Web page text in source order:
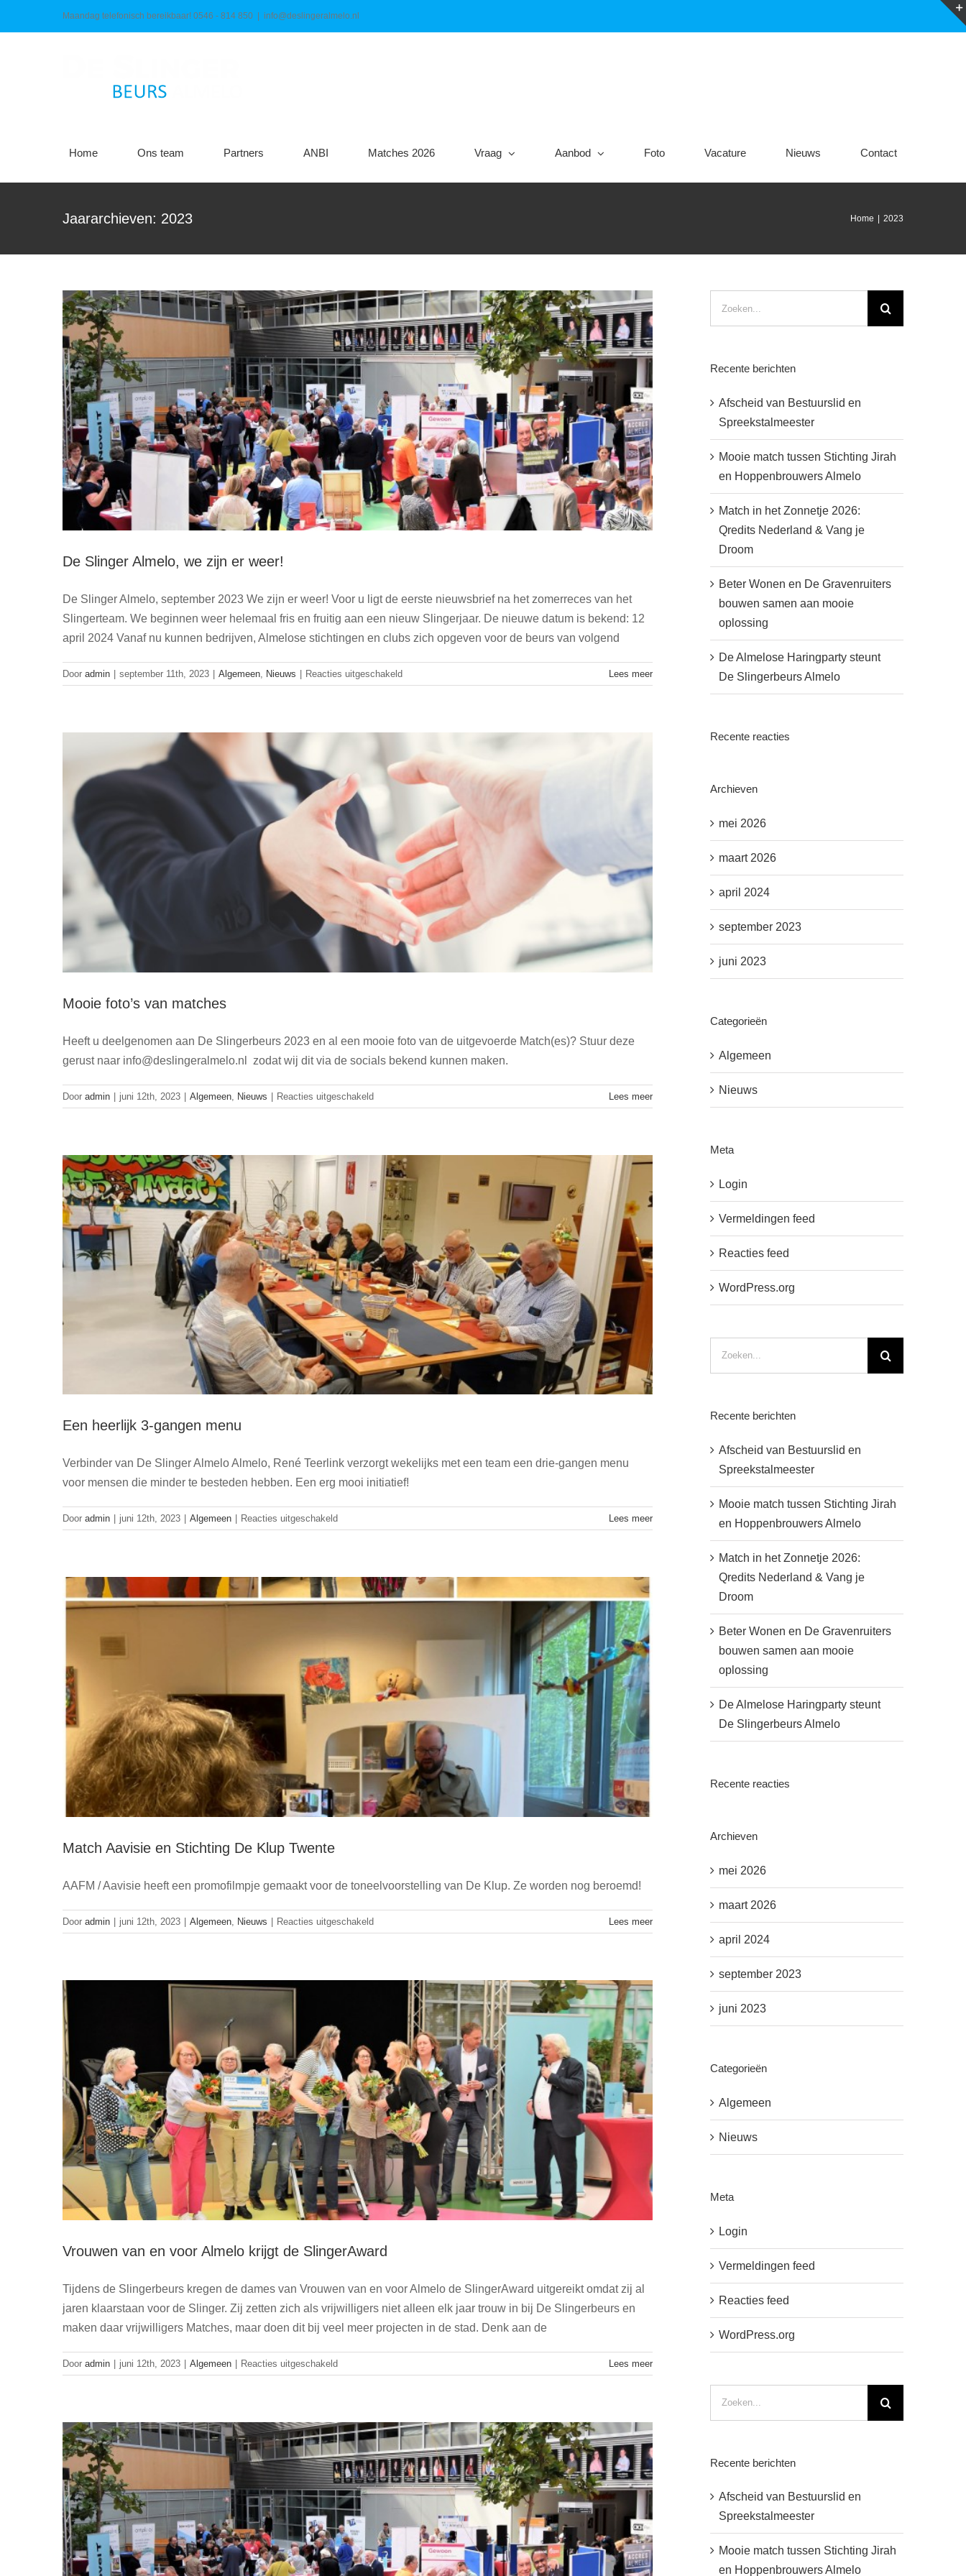
Maandag telefonisch bereikbaar! 0546 - 814 850 info@deslingeralmelo.nl
Home Ons team Partners ANBI Matches 2026 Vraag Aanbod Foto Vacature Nieuws Contact
Jaararchieven: 2023 Home 2023
De Slinger Almelo, we zijn er weer!
De Slinger Almelo, september 2023 We zijn er weer! Voor u ligt de eerste nieuwsbrief na het zomerreces van het
Slingerteam. We beginnen weer helemaal fris en fruitig aan een nieuw Slingerjaar. De nieuwe datum is bekend: 12
april 2024 Vanaf nu kunnen bedrijven, Almelose stichtingen en clubs zich opgeven voor de beurs van volgend
Door admin september 11th, 2023 Algemeen Nieuws Reacties uitgeschakeldvoor
De
we
er
weer!
Lees meer
Mooie foto’s van matches
Algemeen Nieuws
Mooie foto’s van matches
Heeft u deelgenomen aan De Slingerbeurs 2023 en al een mooie foto van de uitgevoerde Match(es)? Stuur deze
gerust naar info@deslingeralmelo.nl zodat wij dit via de socials bekend kunnen maken.
Door admin | juni 12th, 2023 | Algemeen Nieuws | Reacties uitgeschakeldvoor
Mooie
matches
Lees meer
Een heerlijk 3-gangen menu
Algemeen
Een heerlijk 3-gangen menu
Verbinder van De Slinger Almelo Almelo, René Teerlink verzorgt wekelijks met een team een drie-gangen menu
voor mensen die minder te besteden hebben. Een erg mooi initiatief!
Door admin juni 12th, 2023 Algemeen Reacties uitgeschakeldvoor
Een
gangen
menu
Lees meer
Match Aavisie en Stichting De Klup Twente
Algemeen Nieuws
Match Aavisie en Stichting De Klup Twente
AAFM / Aavisie heeft een promofilmpje gemaakt voor de toneelvoorstelling van De Klup. Ze worden nog beroemd!
Door admin juni 12th, 2023 Algemeen, Nieuws Reacties uitgeschakeldvoor
Match
Stichting
Lees meer
Algemeen
Vrouwen van en voor Almelo krijgt de SlingerAward
Tijdens de Slingerbeurs kregen de dames van Vrouwen van en voor Almelo de SlingerAward uitgereikt omdat zij al
jaren klaarstaan voor de Slinger. Zij zetten zich als vrijwilligers niet alleen elk jaar trouw in bij De Slingerbeurs en
maken daar vrijwilligers Matches, maar doen dit bij veel meer projecten in de stad. Denk aan de
Door admin juni 12th, 2023 Algemeen Reacties uitgeschakeldvoor
Vrouwen
voor
Almelo
krijgt
de
SlingerAward
Lees meer
De Slingerbeurs Almelo 2023
Algemeen Nieuws
Recente berichten
Afscheid van Bestuurslid en
Spreekstalmeester
Mooie match tussen Stichting Jirah
en Hoppenbrouwers Almelo
Match in het Zonnetje 2026:
Qredits Nederland & Vang je
Droom
Beter Wonen en De Gravenruiters
bouwen samen aan mooie
oplossing
De Almelose Haringparty steunt
De Slingerbeurs Almelo
Recente reacties
Archieven
mei 2026
maart 2026
april 2024
september 2023
juni 2023
Categorieën
Algemeen
Nieuws
Meta
Login
Vermeldingen feed
Reacties feed
WordPress.org
Recente berichten
Afscheid van Bestuurslid en
Spreekstalmeester
Mooie match tussen Stichting Jirah
en Hoppenbrouwers Almelo
Match in het Zonnetje 2026:
Qredits Nederland & Vang je
Droom
Beter Wonen en De Gravenruiters
bouwen samen aan mooie
oplossing
De Almelose Haringparty steunt
De Slingerbeurs Almelo
Recente reacties
Archieven
mei 2026
maart 2026
april 2024
september 2023
juni 2023
Categorieën
Algemeen
Nieuws
Meta
Login
Vermeldingen feed
Reacties feed
WordPress.org
Recente berichten
Afscheid van Bestuurslid en
Spreekstalmeester
Mooie match tussen Stichting Jirah
en Hoppenbrouwers Almelo